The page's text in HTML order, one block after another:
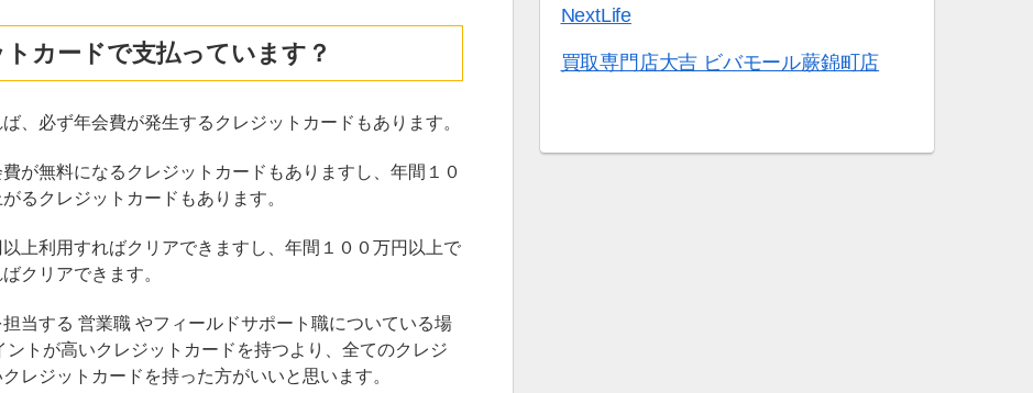
カードで支払っています？
、必ず年会費が発生するクレジットカードもあります。
が無料になるクレジットカードもありますし、年間１０
るクレジットカードもあります。
上利用すればクリアできますし、年間１００万円以上で
クリアできます。
当する 営業職 やフィールドサポート職についている場
トが高いクレジットカードを持つより、全てのクレジ
レジットカードを持った方がいいと思います。
NextLife
買取専門店大吉 ビバモール蕨錦町店